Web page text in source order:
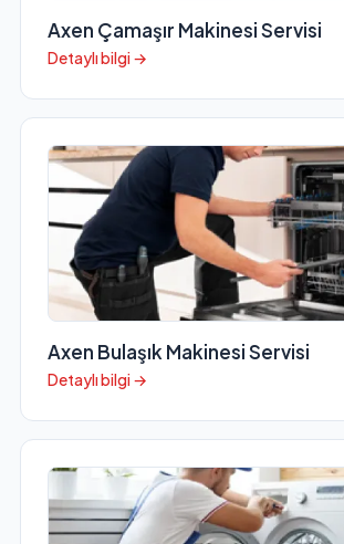
Axen Çamaşır Makinesi Servisi
Detaylı bilgi →
Axen Bulaşık Makinesi Servisi
Detaylı bilgi →